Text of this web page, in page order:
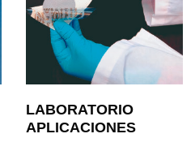
LABORATORIO
APLICACIONES